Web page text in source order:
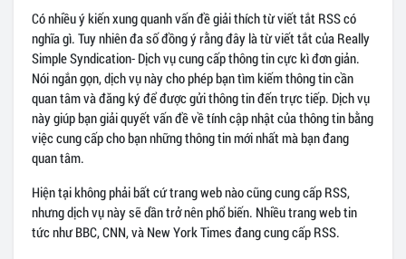
Có nhiều ý kiến xung quanh vấn đề giải thích từ viết tắt RSS có
nghĩa gì. Tuy nhiên đa số đồng ý rằng đây là từ viết tắt của Really
Simple Syndication- Dịch vụ cung cấp thông tin cực kì đơn giản.
Nói ngắn gọn, dịch vụ này cho phép bạn tìm kiếm thông tin cần
quan tâm và đăng ký để được gửi thông tin đến trực tiếp. Dịch vụ
này giúp bạn giải quyết vấn đề về tính cập nhật của thông tin bằng
việc cung cấp cho bạn những thông tin mới nhất mà bạn đang
quan tâm.
Hiện tại không phải bất cứ trang web nào cũng cung cấp RSS,
nhưng dịch vụ này sẽ dần trở nên phổ biến. Nhiều trang web tin
tức như BBC, CNN, và New York Times đang cung cấp RSS.